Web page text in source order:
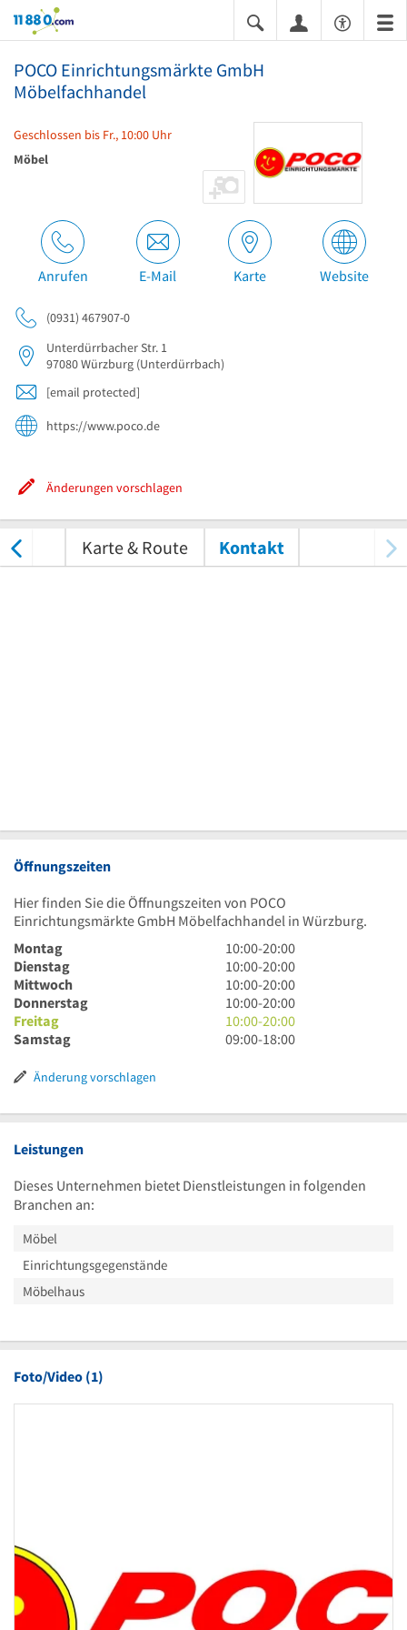
11880.com
POCO Einrichtungsmärkte GmbH
Möbelfachhandel
Geschlossen bis Fr., 10:00 Uhr
Möbel
Anrufen E-Mail Karte Website
(0931) 467907-0
Unterdürrbacher Str. 1
97080Würzburg (Unterdürrbach)
[email protected]
https://www.poco.de
Änderungen vorschlagen
Karte & Route Kontakt
Öffnungszeiten
Hier finden Sie die Öffnungszeiten von POCO
Einrichtungsmärkte GmbH Möbelfachhandel in Würzburg.
Montag
10
Uhr
bis
20
Uhr
10:00-20:00
Dienstag
10
Uhr
bis
20
Uhr
10:00-20:00
Mittwoch
10
Uhr
bis
20
10:00-20:00
Donnerstag
10
Uhr
bis
10:00-20:00
Freitag
10
Uhr
10:00-20:00
Samstag
9
Uhr
09:00-18:00
Änderung vorschlagen
Leistungen
Dieses Unternehmen bietet Dienstleistungen in folgenden
Branchen an:
Möbel
Einrichtungsgegenstände
Möbelhaus
Foto/Video (1)